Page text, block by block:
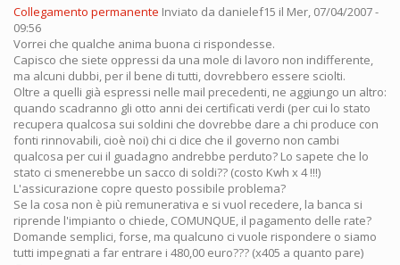
Collegamento permanente Inviato da danielef15 il Mer, 07/04/2007 -
09:56
Vorrei che qualche anima buona ci rispondesse.
Capisco che siete oppressi da una mole di lavoro non indifferente,
ma alcuni dubbi, per il bene di tutti, dovrebbero essere sciolti.
Oltre a quelli già espressi nelle mail precedenti, ne aggiungo un altro:
quando scadranno gli otto anni dei certificati verdi (per cui lo stato
recupera qualcosa sui soldini che dovrebbe dare a chi produce con
fonti rinnovabili, cioè noi) chi ci dice che il governo non cambi
qualcosa per cui il guadagno andrebbe perduto? Lo sapete che lo
stato ci smenerebbe un sacco di soldi?? (costo Kwh x 4 !!!)
L'assicurazione copre questo possibile problema?
Se la cosa non è più remunerativa e si vuol recedere, la banca si
riprende l'impianto o chiede, COMUNQUE, il pagamento delle rate?
Domande semplici, forse, ma qualcuno ci vuole rispondere o siamo
tutti impegnati a far entrare i 480,00 euro??? (x405 a quanto pare)